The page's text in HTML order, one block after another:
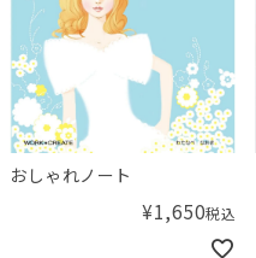
おしゃれノート
¥1,650税込